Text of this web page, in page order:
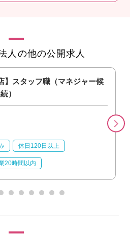
人の他の公開求人
】スタッフ職（マネジャー候
）
休日120日以上
20時間以内